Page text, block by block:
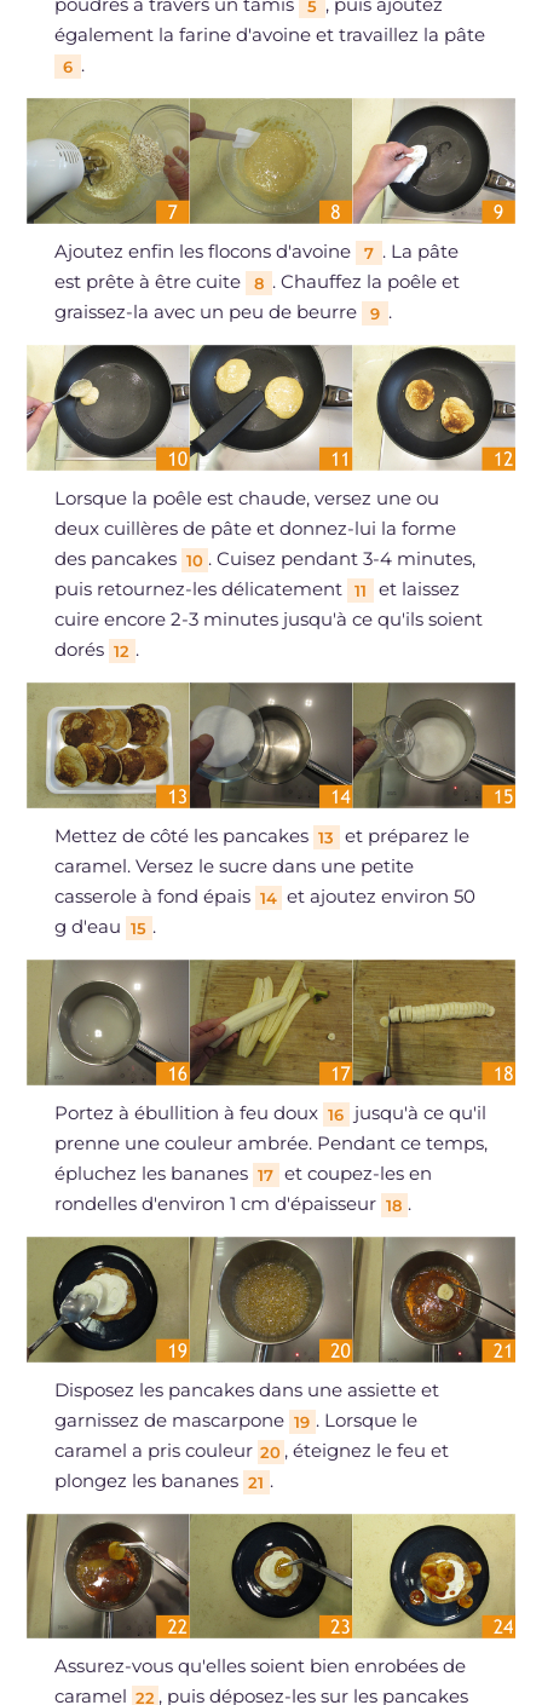
poudres à travers un tamis 5 , puis ajoutez
également la farine d'avoine et travaillez la pâte
6 .
Ajoutez enfin les flocons d'avoine 7 . La pâte
est prête à être cuite
8 . Chauffez la poêle et
graissez-la avec un peu de beurre
9 .
Lorsque la poêle est chaude, versez une ou
deux cuillères de pâte et donnez-lui la forme
des pancakes 10 . Cuisez pendant 3-4 minutes,
puis retournez-les délicatement
11
et laissez
cuire encore 2-3 minutes jusqu'à ce qu'ils soient
dorés 12 .
Mettez de côté les pancakes 13
et préparez le
caramel. Versez le sucre dans une petite
casserole à fond épais 14 et ajoutez environ 50
g d'eau 15 .
Portez à ébullition à feu doux 16
jusqu'à ce qu'il
prenne une couleur ambrée. Pendant ce temps,
épluchez les bananes 17 et coupez-les en
rondelles d'environ 1 cm d'épaisseur 18 .
Disposez les pancakes dans une assiette et
garnissez de mascarpone 19 . Lorsque le
caramel a pris couleur 20 , éteignez le feu et
plongez les bananes 21 .
Assurez-vous qu'elles soient bien enrobées de
caramel 22 , puis déposez-les sur les pancakes